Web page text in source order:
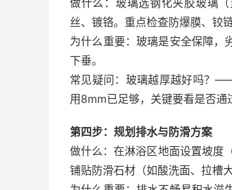
做什么：玻璃选钢化夹胶玻璃
丝、镀铬。重点检查防爆膜、铰
为什么重要：玻璃是安全保障，
下垂。
常见疑问：玻璃越厚越好吗？
用8mm已足够，关键要看是否通
第四步：规划排水与防滑方案
做什么：在淋浴区地面设置坡度
铺贴防滑石材（如酸洗面、拉槽